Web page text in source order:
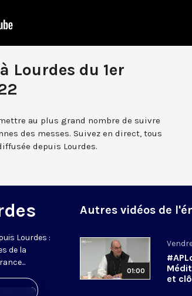
Lourdes du 1er
au plus grand nombre de suivre
des messes. Suivez en direct, tous
depuis Lourdes.
Lourdes :
de la
Autres vidéos de
01:00
et